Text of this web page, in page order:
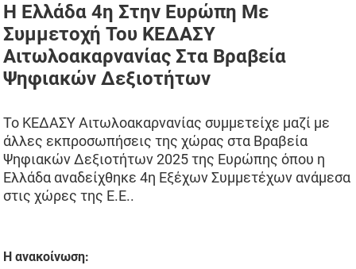
Η Ελλάδα 4η Στην Ευρώπη Με
Συμμετοχή Του ΚΕΔΑΣΥ
Αιτωλοακαρνανίας Στα Βραβεία
Ψηφιακών Δεξιοτήτων
Το ΚΕΔΑΣΥ Αιτωλοακαρνανίας συμμετείχε μαζί με
άλλες εκπροσωπήσεις της χώρας στα Βραβεία
Ψηφιακών Δεξιοτήτων 2025 της Ευρώπης όπου η
Ελλάδα αναδείχθηκε 4η Εξέχων Συμμετέχων ανάμεσα
στις χώρες της Ε.Ε..
Η ανακοίνωση: